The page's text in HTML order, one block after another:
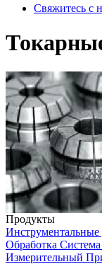
Свяжитесь с
Продукты
Инструментальные
Обработка Система
Измерительный